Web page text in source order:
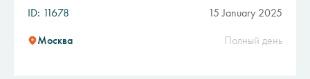
ID: 11678 15 January 2025
Москва Полный день